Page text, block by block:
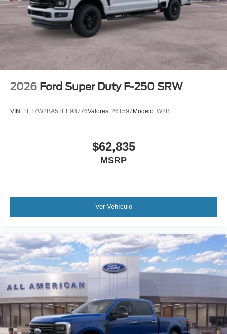
2026 Ford Super Duty F-250 SRW
VIN: 1FT7W2BA5TEE93776Valores: 26T597 Modelo: W2B
$62,835
MSRP
Ver Vehículo